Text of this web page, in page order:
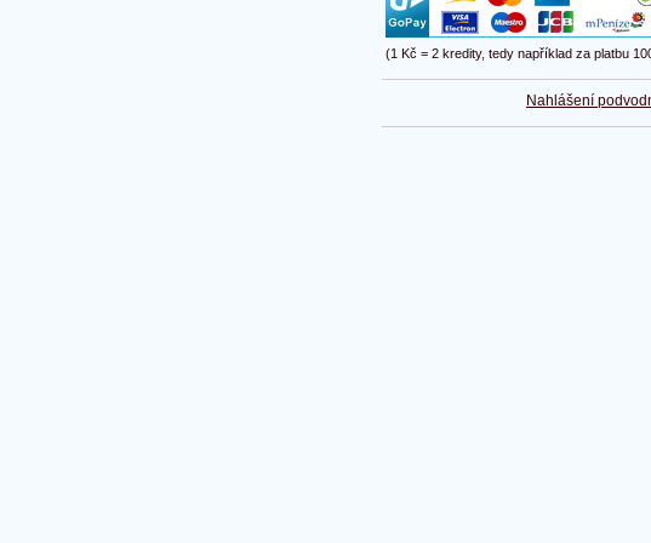
(1 Kč = 2 kredity, tedy například za platbu
Nahlášení